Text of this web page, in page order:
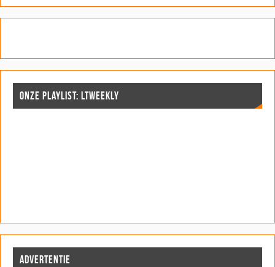
ONZE PLAYLIST: LTWEEKLY
ADVERTENTIE